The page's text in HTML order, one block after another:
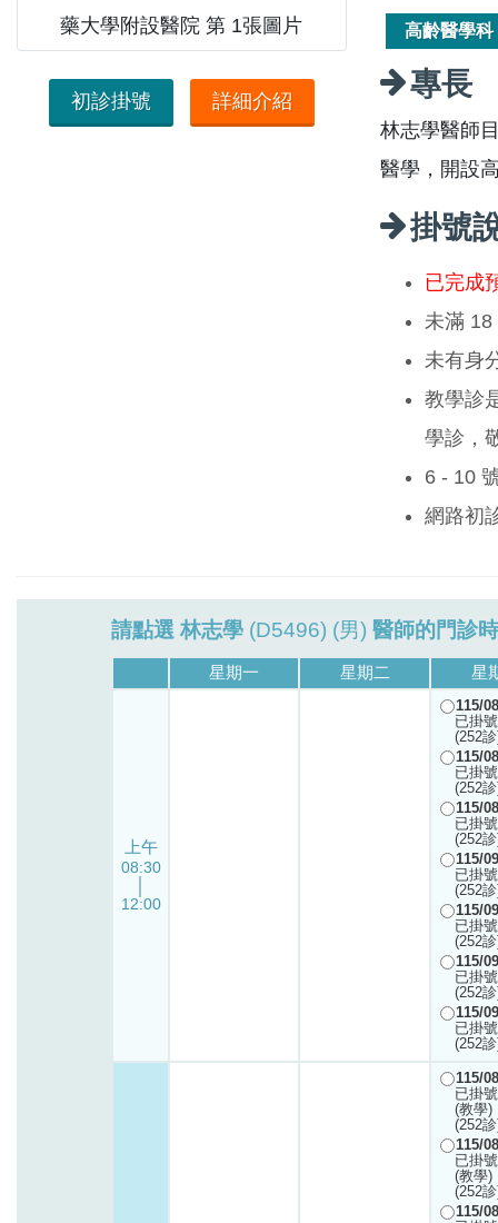
初診掛號 詳細介紹
高齡醫學科
專長
林志學醫師
醫學，開設
掛號
已完成
未滿 18
未有身
教學診
學診，
6 - 10
網路初